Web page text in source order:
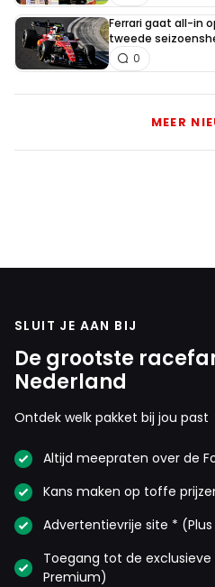
Ferrari gaat all-in
tweede
0
MEER
SLUIT JE AAN BIJ
De grootste
Nederland
Ontdek welk pakket bij jou past
Altijd meepraten over de
Kans maken op toffe
Advertentievrije site *
Toegang tot de exclusieve
Premium)